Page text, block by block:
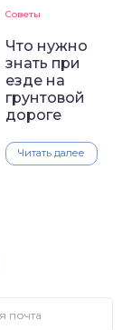
Советы
Что нужно
знать при
езде на
грунтовой
дороге
Читать далее